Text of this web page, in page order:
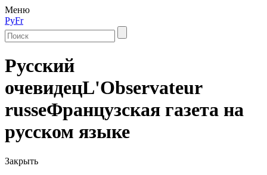
Меню
РуFr
Русский
очевидецL'Observateur
russeФранцузская газета на
русском языке
Закрыть